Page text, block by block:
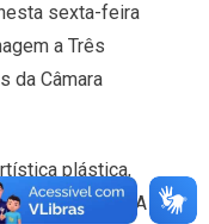
sexta-feira
a Três
da Câmara
plástica,
lagoenses. A